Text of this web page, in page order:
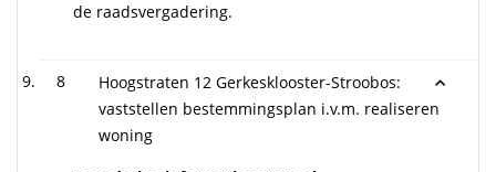
de raadsvergadering.
8
Hoogstraten 12 Gerkesklooster-Stroobos:
vaststellen bestemmingsplan i.v.m. realiseren
woning